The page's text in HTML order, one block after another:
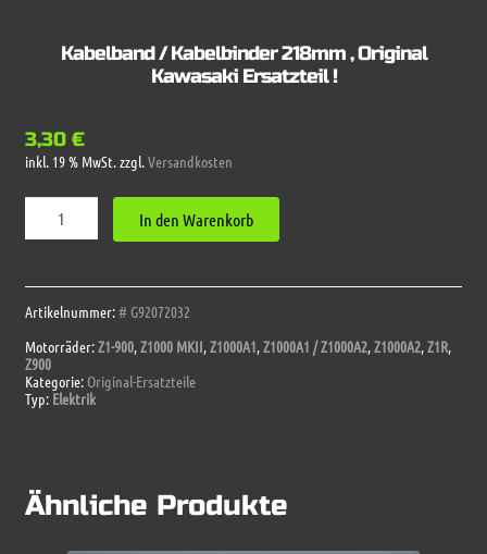
Kabelband / Kabelbinder 218mm , Original
Kawasaki Ersatzteil !
3,30 €
inkl. 19 % MwSt.zzgl.Versandkosten
,
Original
Ersatzteil
!
Menge
In den Warenkorb
Artikelnummer:# G92072032
Motorräder:Z1-900,Z1000 MKII,Z1000A1,Z1000A1 / Z1000A2,Z1000A2,Z1R,
Z900
Kategorie: Original-Ersatzteile
Typ: Elektrik
Ähnliche Produkte